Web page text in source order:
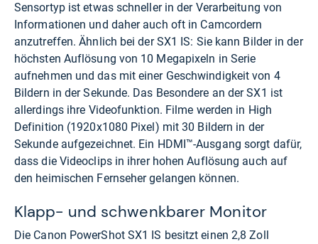
Sensortyp ist etwas schneller in der Verarbeitung von
Informationen und daher auch oft in Camcordern
anzutreffen. Ähnlich bei der SX1 IS: Sie kann Bilder in der
höchsten Auflösung von 10 Megapixeln in Serie
aufnehmen und das mit einer Geschwindigkeit von 4
Bildern in der Sekunde. Das Besondere an der SX1 ist
allerdings ihre Videofunktion. Filme werden in High
Definition (1920x1080 Pixel) mit 30 Bildern in der
Sekunde aufgezeichnet. Ein HDMI™-Ausgang sorgt dafür,
dass die Videoclips in ihrer hohen Auflösung auch auf
den heimischen Fernseher gelangen können.
Klapp- und schwenkbarer Monitor
Die Canon PowerShot SX1 IS besitzt einen 2,8 Zoll